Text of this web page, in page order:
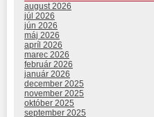
august 2026
júl 2026
jún 2026
máj 2026
apríl 2026
marec 2026
február 2026
január 2026
december 2025
november 2025
október 2025
september 2025